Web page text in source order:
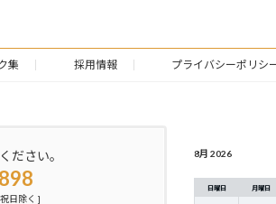
集 採用情報 プライバシーポリシ
ださい。
日除く ]
月
択
8月 2026
日曜日 月曜日